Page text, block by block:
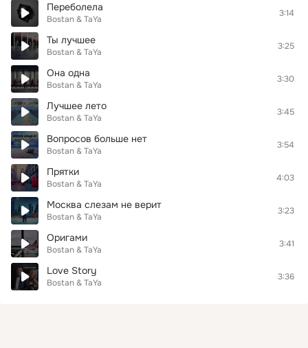
Переболела
Bostan & TaYa
3:14
Ты лучшее
Bostan & TaYa
3:25
Она одна
Bostan & TaYa
3:30
Лучшее лето
Bostan & TaYa
3:45
Вопросов больше нет
Bostan & TaYa
3:54
Прятки
Bostan & TaYa
4:03
Москва слезам не верит
Bostan & TaYa
3:23
Оригами
Bostan & TaYa
3:41
Love Story
Bostan & TaYa
3:36